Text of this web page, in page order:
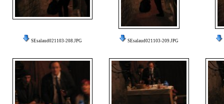
SEsalaud021103-208.JPG SEsalaud021103-209.JPG